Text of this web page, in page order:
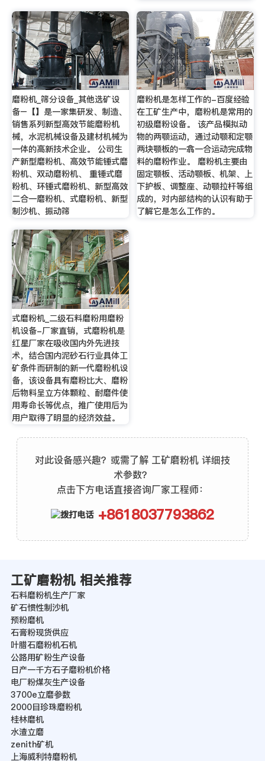
磨粉机_筛分设备_其他选矿设
备–【】是一家集研发、制造、
销售系列新型高效节能磨粉机
械，水泥机械设备及建材机械为
一体的高新技术企业。 公司生
产新型磨粉机、高效节能锤式磨
粉机、双动磨粉机、 重锤式磨
粉机、环锤式磨粉机、新型高效
二合一磨粉机、式磨粉机、新型
制沙机、振动筛
磨粉机是怎样工作的-百度经验
在工矿生产中，磨粉机是常用的
初级磨粉设备。 该产品模拟动
物的两颚运动，通过动颚和定颚
两块颚板的一翕一合运动完成物
料的磨粉作业。 磨粉机主要由
固定颚板、活动颚板、机架、上
下护板、调整座、动颚拉杆等组
成的，对内部结构的认识有助于
了解它是怎么工作的。
式磨粉机_二级石料磨粉用磨粉
机设备-厂家直销，式磨粉机是
红星厂家在吸收国内外先进技
术，结合国内泥砂石行业具体工
矿条件而研制的新一代磨粉机设
备，该设备具有磨粉比大、磨粉
后物料呈立方体颗粒、耐磨件使
用寿命长等优点，推广使用后为
用户取得了明显的经济效益。
对此设备感兴趣？或需了解 工矿磨粉机 详细技
术参数？
点击下方电话直接咨询厂家工程师：
+8618037793862
工矿磨粉机 相关推荐
石料磨粉机生产厂家
矿石惯性制沙机
预粉磨机
石膏粉现货供应
叶腊石磨粉机石机
公路用矿粉生产设备
日产一千方石子磨粉机价格
电厂粉煤灰生产设备
3700e立磨参数
2000目珍珠磨粉机
桂林磨机
水渣立磨
zenith矿机
上海威利特磨粉机